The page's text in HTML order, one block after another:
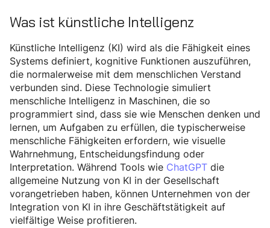
Was ist künstliche Intelligenz
Künstliche Intelligenz (KI) wird als die Fähigkeit eines
Systems definiert, kognitive Funktionen auszuführen,
die normalerweise mit dem menschlichen Verstand
verbunden sind. Diese Technologie simuliert
menschliche Intelligenz in Maschinen, die so
programmiert sind, dass sie wie Menschen denken und
lernen, um Aufgaben zu erfüllen, die typischerweise
menschliche Fähigkeiten erfordern, wie visuelle
Wahrnehmung, Entscheidungsfindung oder
Interpretation. Während Tools wie ChatGPT die
allgemeine Nutzung von KI in der Gesellschaft
vorangetrieben haben, können Unternehmen von der
Integration von KI in ihre Geschäftstätigkeit auf
vielfältige Weise profitieren.